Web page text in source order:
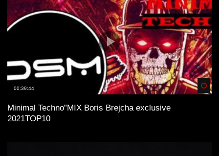
00:39:44
Minimal Technо”MIX Boris Brejcha exclusive
2021TOP10